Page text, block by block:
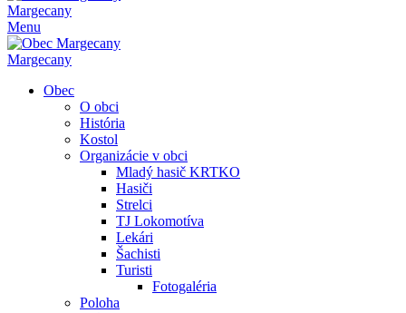
Margecany
Menu
Margecany
Obec
O obci
História
Kostol
Organizácie v obci
Mladý hasič KRTKO
Hasiči
Strelci
TJ Lokomotíva
Lekári
Šachisti
Turisti
Fotogaléria
Poloha